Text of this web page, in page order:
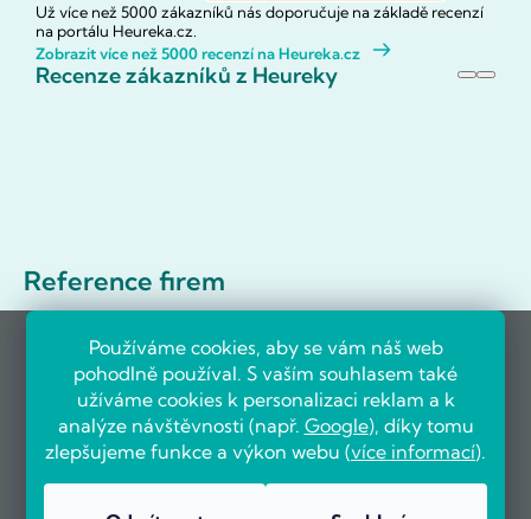
Používáme cookies, aby se vám náš web
pohodlně používal. S vaším souhlasem také
užíváme cookies k personalizaci reklam a k
analýze návštěvnosti (např. Google), díky tomu
zlepšujeme funkce a výkon webu (více informací).
Už více než 5000 zákazníků nás doporučuje na základě recenzí
na portálu Heureka.cz.
Zobrazit více než 5000 recenzí na Heureka.cz
Recenze zákazníků z Heureky
Reference firem